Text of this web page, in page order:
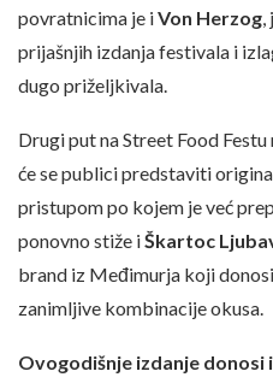
povratnicima je iVon Herzog,
prijašnjih izdanja festivala i
dugo priželjkivala.
Drugi put na Street Food Festu
će se publici predstaviti
pristupom po kojem je već
ponovno stiže iŠkartoc
brand iz Međimurja koji
zanimljive kombinacije okusa.
Ovogodišnje izdanje donosi